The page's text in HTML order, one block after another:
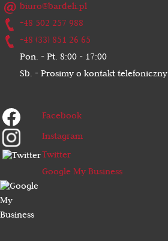
biuro@bardeli.pl
+48 502 257 988
+48 (33) 851 26 65
Pon. - Pt. 8:00 - 17:00
Sb. - Prosimy o kontakt telefoniczny
Facebook
Instagram
Twitter
Google My Business